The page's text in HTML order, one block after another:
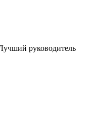
руководитель